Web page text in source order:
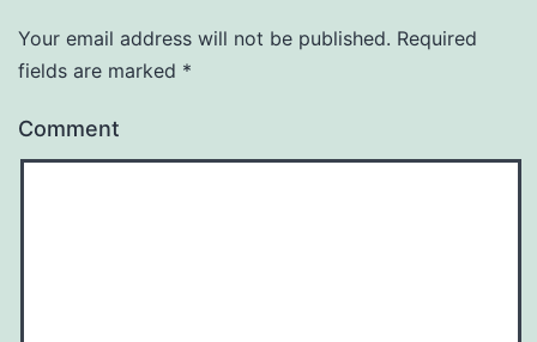
Your email address will not be published. Required
fields are marked *
Comment